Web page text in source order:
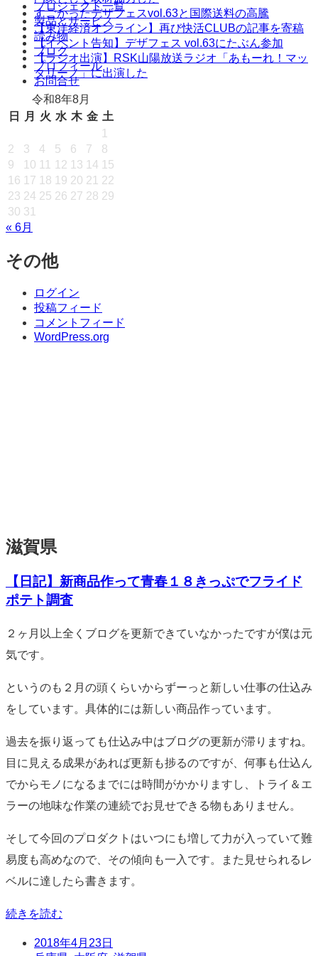
プ
プロジェクト一覧
製品とサービス
読み物
ブログ
プロフィール
お問合せ
すごかったデザフェスvol.63と国際送料の高騰
【東洋経済オンライン】再び快活CLUBの記事を寄稿
【イベント告知】デザフェス vol.63にたぶん参加
【ラジオ出演】RSK山陽放送ラジオ「あもーれ！マッ
タリーノ」に出演した
令和8年8月
日
月 火 水 木 金 土
1
2
3 4 5 6 7
8
9
10 11 12 13 14 15
16 17 18 19 20 21 22
23 24 25 26 27 28 29
30 31
« 6月
その他
ログイン
投稿フィード
コメントフィード
WordPress.org
滋賀県
【日記】新商品作って青春１８きっぷでフライド
ポテト調査
標
２ヶ月以上全くブログを更新できていなかったですが僕は元
気です。
というのも２月の頭くらいからずーっと新しい仕事の仕込み
をしています。具体的には新しい商品作っています。
過去を振り返っても仕込み中はブログの更新が滞りますね。
目に見える成果があれば更新も捗るのですが、何事も仕込ん
でからモノになるまでには時間がかかりますし、トライ＆エ
ラーの地味な作業の連続でお見せできる物もありません。
そして今回のプロダクトはいつにも増して力が入っていて難
易度も高めなので、その傾向も一入です。また見せられるレ
ベルに達したら書きます。
続きを読む
日
2018年4月23日